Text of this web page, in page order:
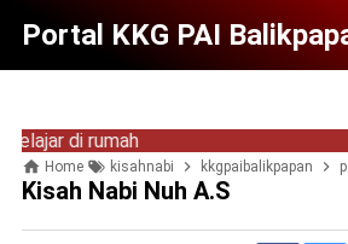
Portal KKG PAI
rumah
Home kisahnabi kkgpaibalikpapan
Kisah Nabi Nuh A.s